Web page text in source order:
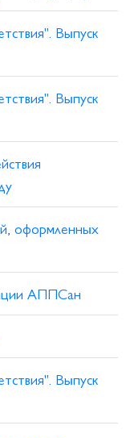
Выпуск
Выпуск
оформленных
АППСан
Выпуск